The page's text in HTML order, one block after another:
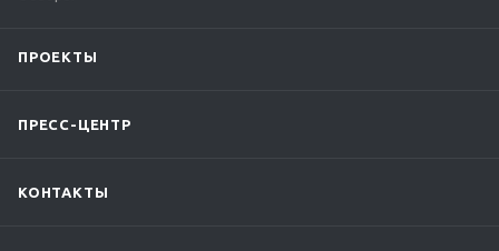
ПРОЕКТЫ
ПРЕСС-ЦЕНТР
КОНТАКТЫ